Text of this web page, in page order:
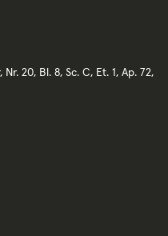
20, Bl. 8, Sc. C, Et. 1, Ap. 72,